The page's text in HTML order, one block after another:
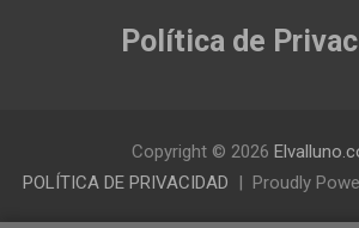
Política de
Copyright © 2026
POLÍTICA DE PRIVACIDAD
Proudly